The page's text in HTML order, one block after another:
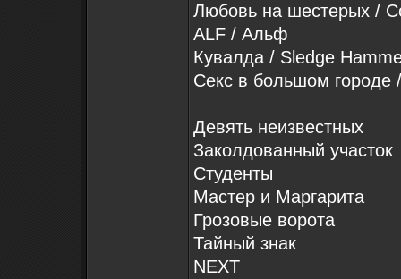
Любовь на шестерых /
ALF / Альф
Кувалда / Sledge
Секс в большом городе
Девять неизвестных
Заколдованный участок
Студенты
Мастер и Маргарита
Грозовые ворота
Тайный знак
NEXT